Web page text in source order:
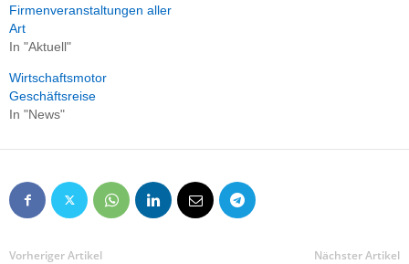
Firmenveranstaltungen aller
Art
In "Aktuell"
Wirtschaftsmotor
Geschäftsreise
In "News"
Vorheriger Artikel Nächster Artikel